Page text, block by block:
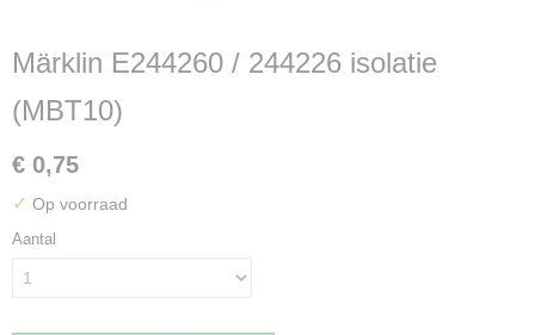
Märklin E244260 / 244226 isolatie
(MBT10)
€ 0,75
✓ Op voorraad
Aantal